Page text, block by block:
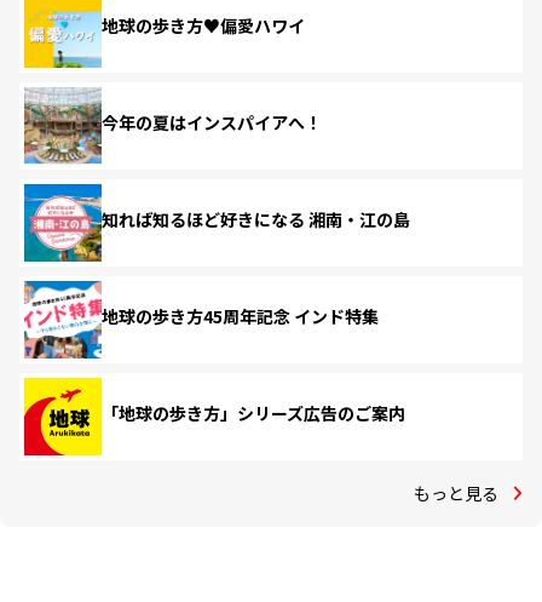
地球の歩き方♥偏愛ハワイ
今年の夏はインスパイアへ！
知れば知るほど好きになる 湘南・江の島
地球の歩き方45周年記念 インド特集
「地球の歩き方」シリーズ広告のご案内
もっと見る